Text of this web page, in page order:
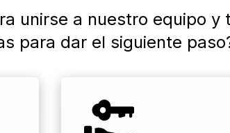
unirse a nuestro equipo y
para dar el siguiente